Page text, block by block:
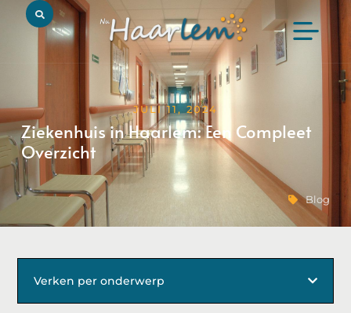
JULI 11, 2024
Ziekenhuis in Haarlem: Een Compleet
Overzicht
Blog
Verken per onderwerp